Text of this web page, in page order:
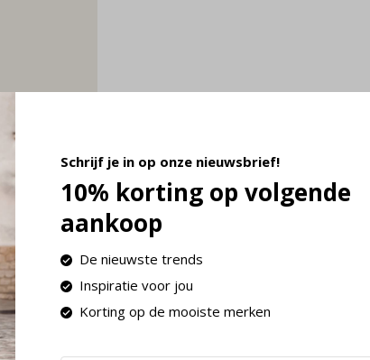
€ 100,-
Post NL of
Schrijf je in op onze nieuwsbrief!
10% korting op volgende
aankoop
De nieuwste trends
Inspiratie voor jou
Korting op de mooiste merken